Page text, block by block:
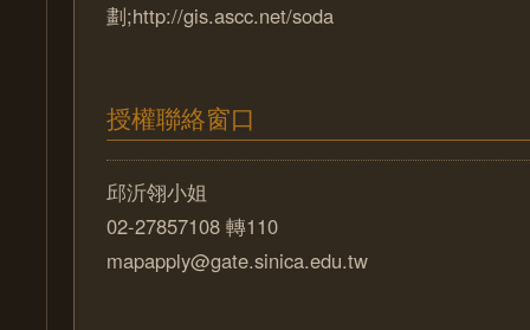
劃;http://gis.ascc.net/soda
授權聯絡窗口
邱沂翎小姐
02-27857108 轉110
mapapply@gate.sinica.edu.tw